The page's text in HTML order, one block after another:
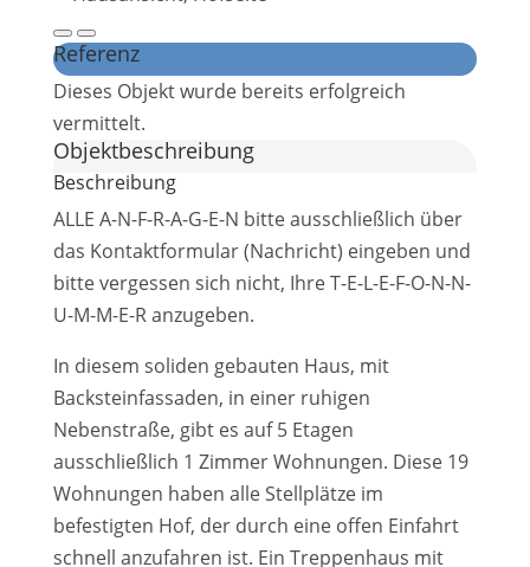
Referenz
Dieses Objekt wurde bereits erfolgreich
vermittelt.
Objekt­beschreibung
Beschreibung
ALLE A-N-F-R-A-G-E-N bitte ausschließlich über
das Kontaktformular (Nachricht) eingeben und
bitte vergessen sich nicht, Ihre T-E-L-E-F-O-N-N-
U-M-M-E-R anzugeben.
In diesem soliden gebauten Haus, mit
Backsteinfassaden, in einer ruhigen
Nebenstraße, gibt es auf 5 Etagen
ausschließlich 1 Zimmer Wohnungen. Diese 19
Wohnungen haben alle Stellplätze im
befestigten Hof, der durch eine offen Einfahrt
schnell anzufahren ist. Ein Treppenhaus mit